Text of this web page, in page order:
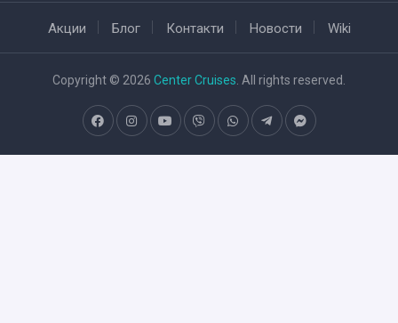
Акции Блог Контакти Новости Wiki
Copyright © 2026 Center Cruises . All rights reserved.